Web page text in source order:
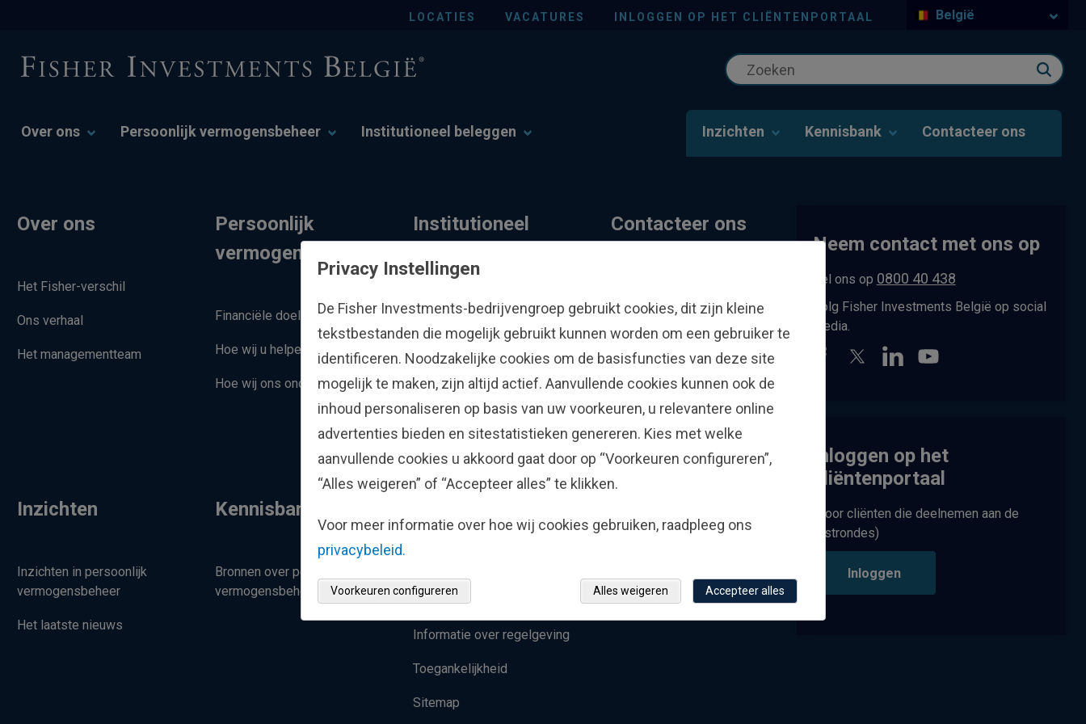
LOCATIES VACATURES INLOGGEN OP HET CLIËNTENPORTAAL België
Over ons Persoonlijk vermogensbeheer Institutioneel beleggen Inzichten Kennisbank Contacteer ons
Over ons
Het Fisher-verschil
Ons verhaal
Het managementteam
Persoonlijk
vermogensbeheer
Financiële doelstellingen
Hoe wij u helpen
Hoe wij ons onderscheiden
Institutioneel
Who We Serve
Top-Down Investment
Process
Strategies
Contacteer ons
Persvragen
Ervaringen van Fisher
Investments België
Oplichting
Inzichten
Inzichten in persoonlijk
vermogensbeheer
Het laatste nieuws
Kennisbank
Bronnen over persoonlijk
vermogensbeheer
Privacy- en cookiebeleid
Informatie over regelgeving
Toegankelijkheid
Sitemap
Neem contact met ons op
Bel ons op 0800 40 438
Volg Fisher Investments België op social
media.
Inloggen op het
cliëntenportaal
(Voor cliënten die deelnemen aan de
testrondes)
Inloggen
Privacy Instellingen
De Fisher Investments-bedrijvengroep gebruikt cookies, dit zijn kleine
tekstbestanden die mogelijk gebruikt kunnen worden om een gebruiker te
identificeren. Noodzakelijke cookies om de basisfuncties van deze site
mogelijk te maken, zijn altijd actief. Aanvullende cookies kunnen ook de
inhoud personaliseren op basis van uw voorkeuren, u relevantere online
advertenties bieden en sitestatistieken genereren. Kies met welke
aanvullende cookies u akkoord gaat door op “Voorkeuren configureren”,
“Alles weigeren” of “Accepteer alles” te klikken.
Voor meer informatie over hoe wij cookies gebruiken, raadpleeg ons
privacybeleid.
Accepteer alles
Alles weigeren
Voorkeuren configureren